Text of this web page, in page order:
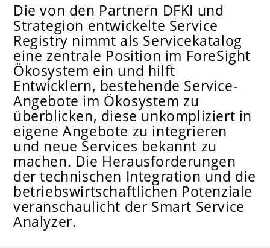
Die von den Partnern DFKI und
Strategion entwickelte Service
Registry nimmt als Servicekatalog
eine zentrale Position im ForeSight
Ökosystem ein und hilft
Entwicklern, bestehende Service-
Angebote im Ökosystem zu
überblicken, diese unkompliziert in
eigene Angebote zu integrieren
und neue Services bekannt zu
machen. Die Herausforderungen
der technischen Integration und die
betriebswirtschaftlichen Potenziale
veranschaulicht der Smart Service
Analyzer.